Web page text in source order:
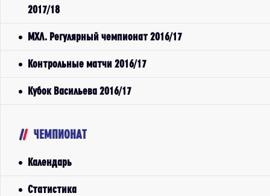
2017/18
МХЛ. Регулярный чемпионат 2016/17
Контрольные матчи 2016/17
Кубок Васильева 2016/17
ЧЕМПИОНАТ
Календарь
Статистика